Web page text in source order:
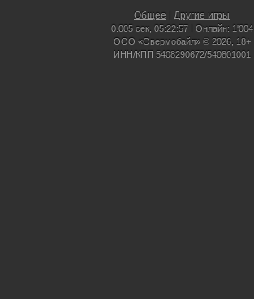
Общее Другие игры
0.005 сек, 05:22:57 | Онлайн: 1'004
ООО «Овермобайл» © 2026, 18+
ИНН/КПП 5408290672/540801001